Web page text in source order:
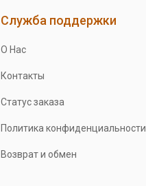
Служба поддержки
О Нас
Контакты
Статус заказа
Политика конфиденциальности
Возврат и обмен